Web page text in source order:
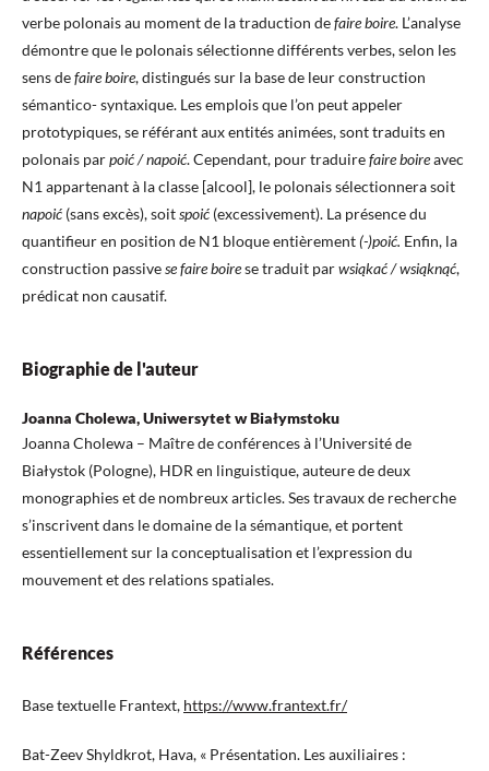
verbe polonais au moment de la traduction defaire boire. L’analyse
démontre que le polonais sélectionne différents verbes, selon les
sens defaire boire, distingués sur la base de leur construction
sémantico- syntaxique. Les emplois que l’on peut appeler
prototypiques, se référant aux entités animées, sont traduits en
polonais parpoić / napoić. Cependant, pour traduirefaire boireavec
N1 appartenant à la classe [alcool], le polonais sélectionnera soit
napoić (sans excès), soitspoić (excessivement). La présence du
quantifieur en position de N1 bloque entièrement(-)poić. Enfin, la
construction passivese faire boirese traduit parwsiąkać / wsiąknąć,
prédicat non causatif.
Biographie de l'auteur
Joanna Cholewa, Uniwersytet w Białymstoku
Joanna Cholewa – Maître de conférences à l’Université de
Białystok (Pologne), HDR en linguistique, auteure de deux
monographies et de nombreux articles. Ses travaux de recherche
s’inscrivent dans le domaine de la sémantique, et portent
essentiellement sur la conceptualisation et l’expression du
mouvement et des relations spatiales.
Références
Base textuelle Frantext, https://www.frantext.fr/
Bat-Zeev Shyldkrot, Hava, « Présentation. Les auxiliaires :